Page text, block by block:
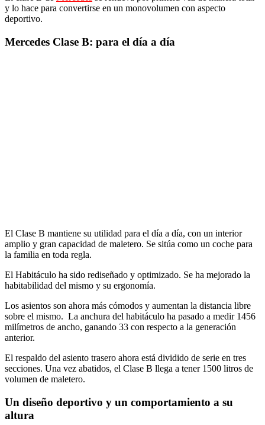
y lo hace para convertirse en un monovolumen con aspecto
deportivo.
Mercedes Clase B: para el día a día
El Clase B mantiene su utilidad para el día a día, con un interior
amplio y gran capacidad de maletero. Se sitúa como un coche para
la familia en toda regla.
El Habitáculo ha sido rediseñado y optimizado. Se ha mejorado la
habitabilidad del mismo y su ergonomía.
Los asientos son ahora más cómodos y aumentan la distancia libre
sobre el mismo. La anchura del habitáculo ha pasado a medir 1456
milímetros de ancho, ganando 33 con respecto a la generación
anterior.
El respaldo del asiento trasero ahora está dividido de serie en tres
secciones. Una vez abatidos, el Clase B llega a tener 1500 litros de
volumen de maletero.
Un diseño deportivo y un comportamiento a su
altura